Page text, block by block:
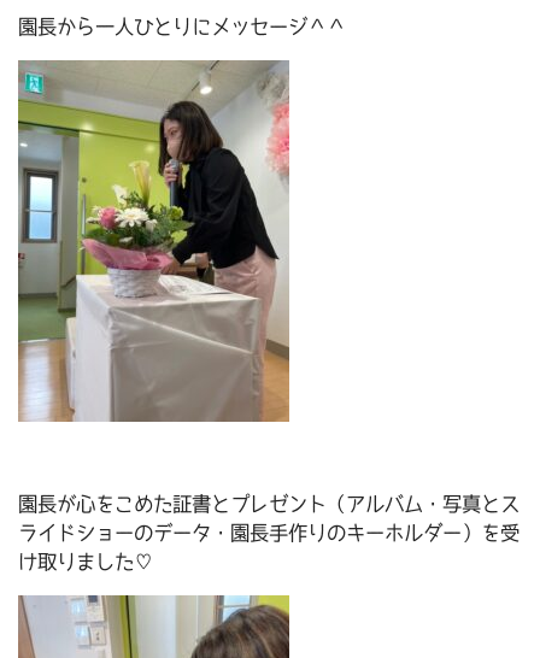
園長から一人ひとりにメッセージ＾＾
園長が心をこめた証書とプレゼント（アルバム・写真とス
ライドショーのデータ・園長手作りのキーホルダー）を受
け取りました♡